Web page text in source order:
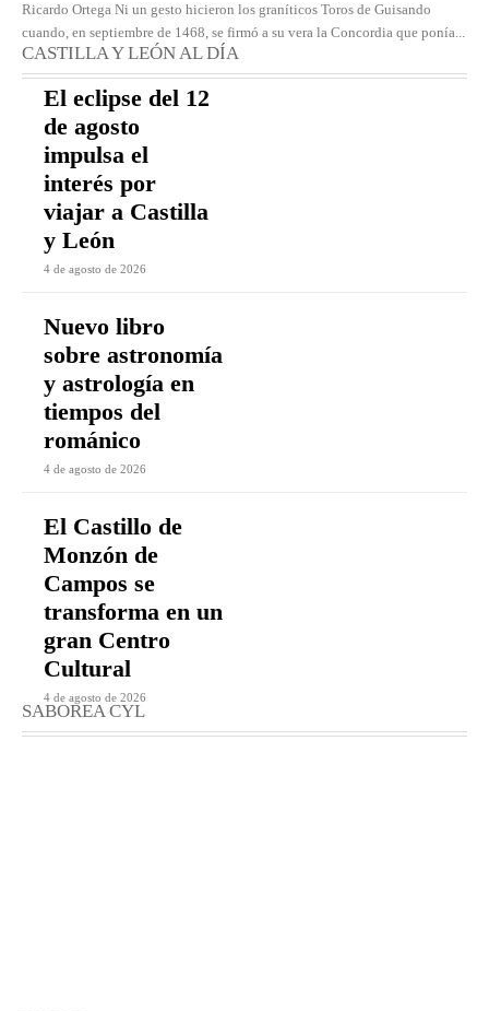
Ricardo Ortega Ni un gesto hicieron los graníticos Toros de Guisando
cuando, en septiembre de 1468, se firmó a su vera la Concordia que ponía...
CASTILLA Y LEÓN AL DÍA
El eclipse del 12
de agosto
impulsa el
interés por
viajar a Castilla
y León
4 de agosto de 2026
Nuevo libro
sobre astronomía
y astrología en
tiempos del
románico
4 de agosto de 2026
El Castillo de
Monzón de
Campos se
transforma en un
gran Centro
Cultural
4 de agosto de 2026
SABOREA CYL